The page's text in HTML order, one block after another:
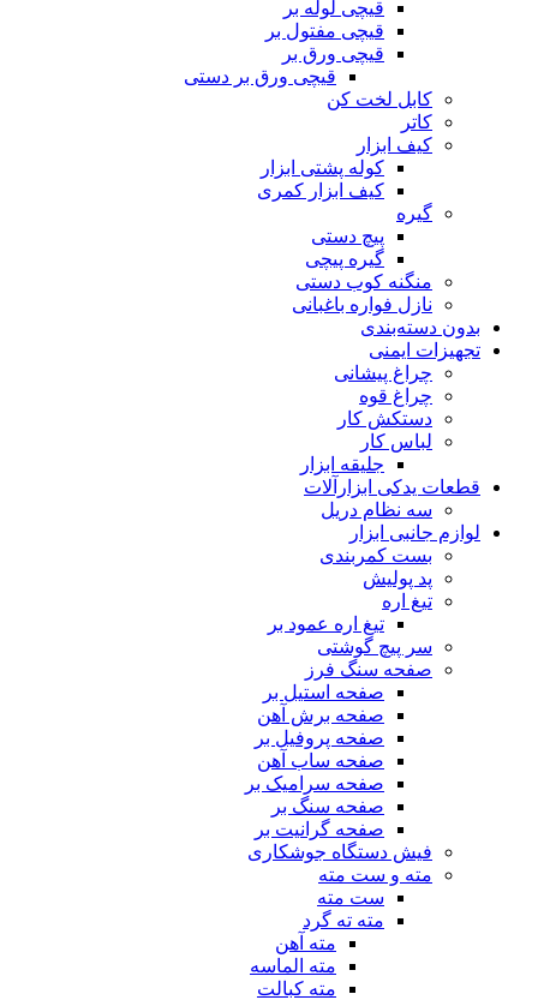
قیچی لوله بر
قیچی مفتول بر
قیچی ورق بر
قیچی ورق بر دستی
کابل لخت کن
کاتر
کیف ابزار
کوله پشتی ابزار
کیف ابزار کمری
گیره
پیچ دستی
گیره پیچی
منگنه کوب دستی
نازل فواره باغبانی
بدون دسته‌بندی
تجهیزات ایمنی
چراغ پیشانی
چراغ قوه
دستکش کار
لباس کار
جلیقه ابزار
قطعات یدکی ابزارآلات
سه نظام دریل
لوازم جانبی ابزار
بست کمربندی
پد پولیش
تیغ اره
تیغ اره عمود بر
سر پیچ گوشتی
صفحه سنگ فرز
صفحه استیل بر
صفحه برش آهن
صفحه پروفیل بر
صفحه ساب آهن
صفحه سرامیک بر
صفحه سنگ بر
صفحه گرانیت بر
فیش دستگاه جوشکاری
مته و ست مته
ست مته
مته ته گرد
مته آهن
مته الماسه
مته کبالت